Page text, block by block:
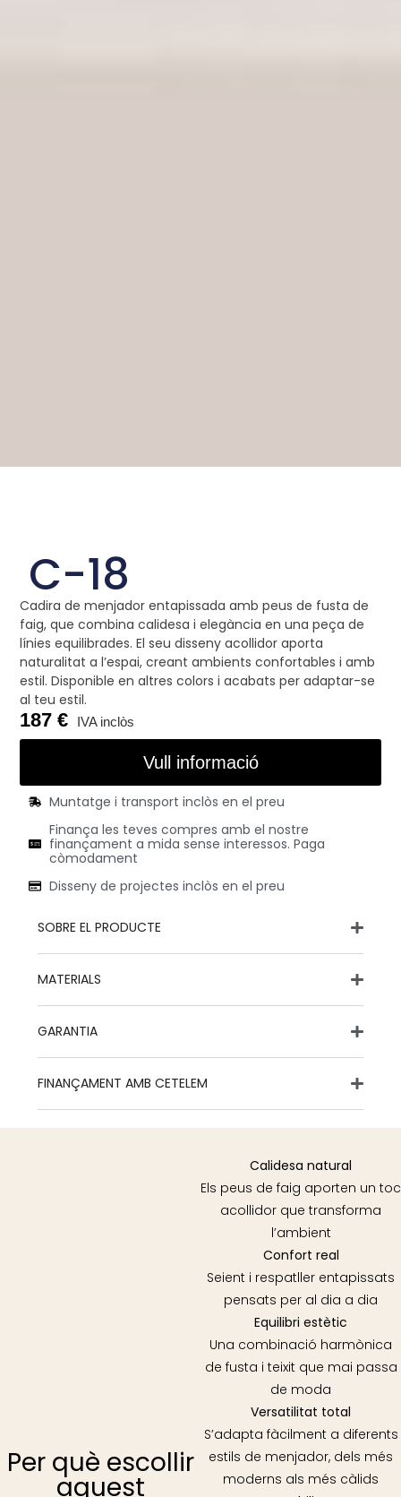
C-18
Cadira de menjador entapissada amb peus de fusta de
faig, que combina calidesa i elegància en una peça de
línies equilibrades. El seu disseny acollidor aporta
naturalitat a l’espai, creant ambients confortables i amb
estil. Disponible en altres colors i acabats per adaptar-se
al teu estil.
187
Vull informació
Muntatge i transport inclòs en el preu
Finança les teves compres amb el nostre
finançament a mida sense interessos. Paga
còmodament
Disseny de projectes inclòs en el preu
SOBRE EL PRODUCTE
MATERIALS
GARANTIA
FINANÇAMENT AMB CETELEM
Per què escollir
aquest
Calidesa natural
Els peus de faig aporten un toc
acollidor que transforma
l’ambient
Confort real
Seient i respatller entapissats
pensats per al dia a dia
Equilibri estètic
Una combinació harmònica
de fusta i teixit que mai passa
de moda
Versatilitat total
S’adapta fàcilment a diferents
estils de menjador, dels més
moderns als més càlids